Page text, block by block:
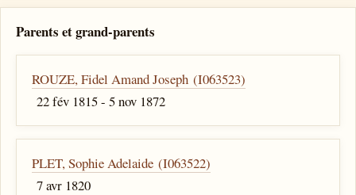
Parents et grand-parents
ROUZE, Fidel Amand Joseph (I063523)
22 fév 1815 - 5 nov 1872
PLET, Sophie Adelaide (I063522)
7 avr 1820